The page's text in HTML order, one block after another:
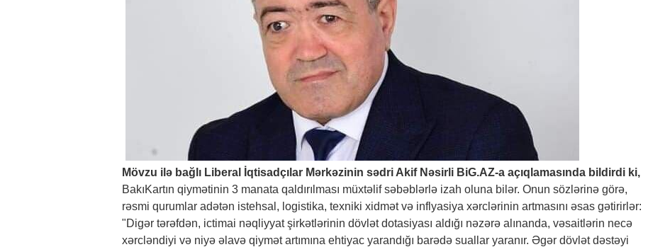
Mövzu ilə bağlı Liberal İqtisadçılar Mərkəzinin sədri Akif Nəsirli BiG.AZ-a açıqlamasında bildirdi ki,
BakıKartın qiymətinin 3 manata qaldırılması müxtəlif səbəblərlə izah oluna bilər. Onun sözlərinə görə,
rəsmi qurumlar adətən istehsal, logistika, texniki xidmət və inflyasiya xərclərinin artmasını əsas gətirirlər:
"Digər tərəfdən, ictimai nəqliyyat şirkətlərinin dövlət dotasiyası aldığı nəzərə alınanda, vəsaitlərin necə
xərcləndiyi və niyə əlavə qiymət artımına ehtiyac yarandığı barədə suallar yaranır. Əgər dövlət dəstəyi